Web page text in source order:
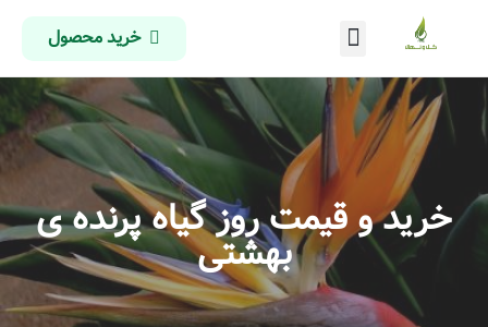
خرید محصول
خرید و قیمت روز گیاه پرنده ی
بهشتی